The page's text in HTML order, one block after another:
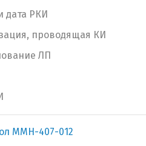
дата РКИ
проводящая КИ
ЛП
MMH-407-012